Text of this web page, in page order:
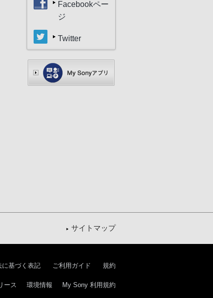
Facebookペー
ジ
Twitter
サイトマップ
に基づく表記 ご利用ガイド 規約
ース 環境情報 My Sony 利用規約